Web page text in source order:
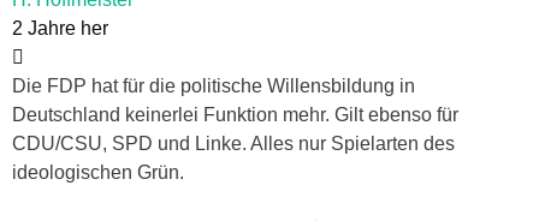
2 Jahre her
Die FDP hat für die politische Willensbildung in
Deutschland keinerlei Funktion mehr. Gilt ebenso für
CDU/CSU, SPD und Linke. Alles nur Spielarten des
ideologischen Grün.